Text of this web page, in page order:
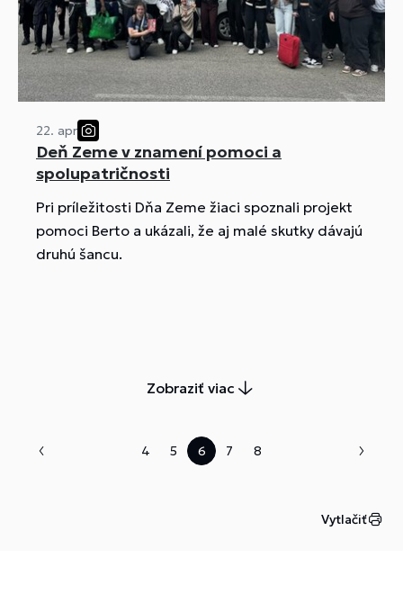
22. apr
Deň Zeme v znamení pomoci a
spolupatričnosti
Pri príležitosti Dňa Zeme žiaci spoznali projekt
pomoci Berto a ukázali, že aj malé skutky dávajú
druhú šancu.
Zobraziť viac
4 5 6 7 8
Vytlačiť